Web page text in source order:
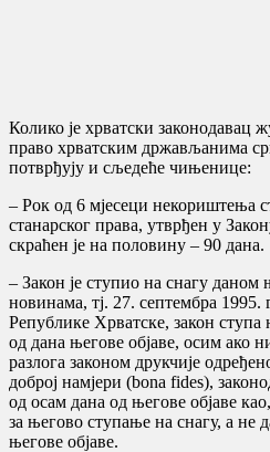
Колико је хрватски законодавац
право хрватским држављанима
потврђују и сљедеће чињенице:
– Рок од 6 мјесеци некориштења
станарског права, утврђен у
скраћен је на половину – 90 дана.
– Закон је ступио на снагу
новинама, тј. 27. септембра
Републике Хрватске, закон ступа
од дана његове објаве, осим ако
разлога законом друкчије
доброј намјери (bona fides),
од осам дана од његове објаве
за његово ступање на снагу, а не
његове објаве.